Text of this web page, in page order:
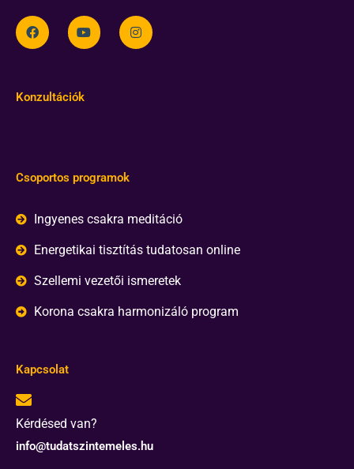
Konzultációk
Csoportos programok
Ingyenes csakra meditáció
Energetikai tisztítás tudatosan online
Szellemi vezetői ismeretek
Korona csakra harmonizáló program
Kapcsolat
Kérdésed van?
info@tudatszintemeles.hu